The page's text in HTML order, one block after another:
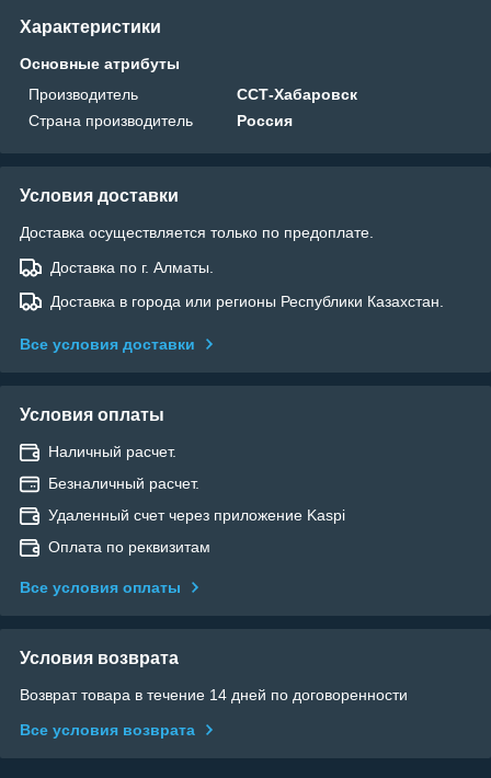
Характеристики
Основные атрибуты
Производитель
ССТ-Хабаровск
Страна производитель
Россия
Условия доставки
Доставка осуществляется только по предоплате.
Доставка по г. Алматы.
Доставка в города или регионы Республики Казахстан.
Все условия доставки
Условия оплаты
Наличный расчет.
Безналичный расчет.
Удаленный счет через приложение Kaspi
Оплата по реквизитам
Все условия оплаты
Условия возврата
Возврат товара в течение 14 дней по договоренности
Все условия возврата